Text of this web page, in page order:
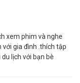
xem phim và nghe
với gia đình .thích tập
lịch với bạn bè